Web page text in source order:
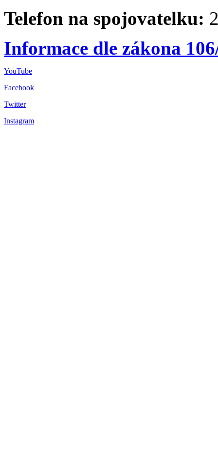
Telefon na spojovatelku:
Informace dle zákona
YouTube
Facebook
Twitter
Instagram